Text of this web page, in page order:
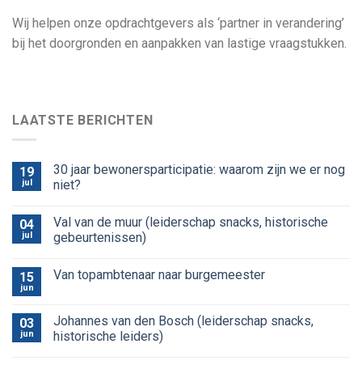
Wij helpen onze opdrachtgevers als ‘partner in verandering’
bij het doorgronden en aanpakken van lastige vraagstukken.
LAATSTE BERICHTEN
19
jul
30 jaar bewonersparticipatie: waarom zijn we er nog
niet?
04
jul
Val van de muur (leiderschap snacks, historische
gebeurtenissen)
15
jun
Van topambtenaar naar burgemeester
03
jun
Johannes van den Bosch (leiderschap snacks,
historische leiders)